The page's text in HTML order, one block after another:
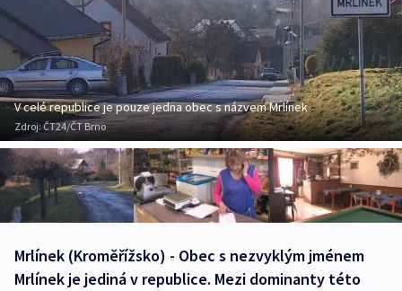
V celé republice je pouze jedna obec s názvem Mrlínek
Zdroj:ČT24/ČT Brno
Mrlínek (Kroměřížsko) - Obec s nezvyklým jménem
Mrlínek je jediná v republice. Mezi dominanty této